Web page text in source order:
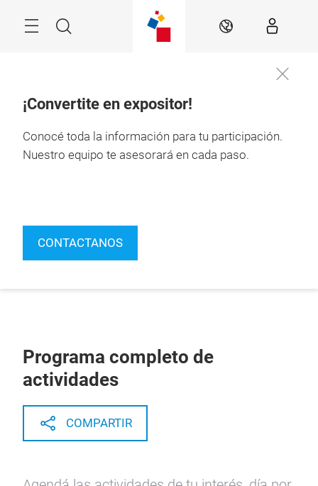
Buscar ES
¡Convertite en expositor!
Conocé toda la información para tu participación.
Nuestro equipo te asesorará en cada paso.
CONTACTANOS
Programa completo de
actividades
COMPARTIR